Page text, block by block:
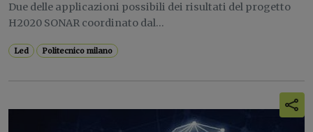
Due delle applicazioni possibili dei risultati del progetto
H2020 SONAR coordinato dal...
Led Politecnico milano